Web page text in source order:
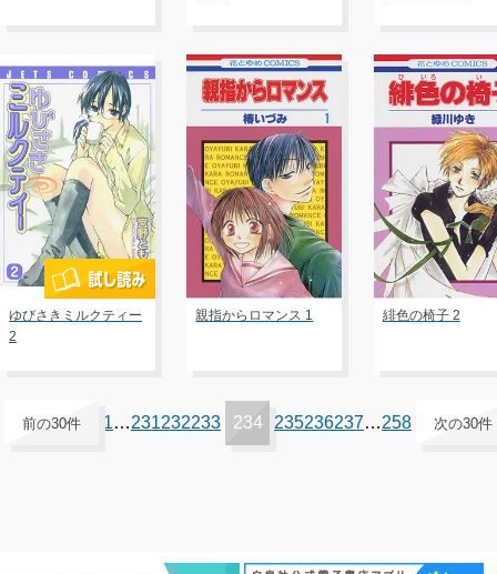
ゆびさきミルクティー
2
親指からロマンス 1 緋色の椅子 2
前の30件 1…231232233 234 235236237…258 次の30件